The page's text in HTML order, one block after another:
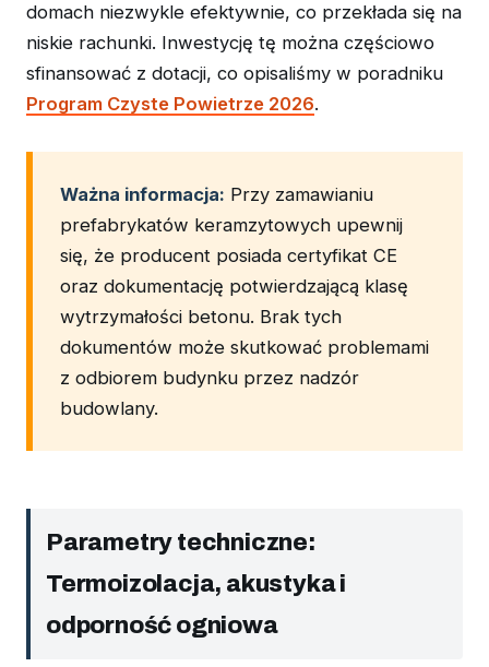
domach niezwykle efektywnie, co przekłada się na
niskie rachunki. Inwestycję tę można częściowo
sfinansować z dotacji, co opisaliśmy w poradniku
Program Czyste Powietrze 2026.
Ważna informacja: Przy zamawianiu
prefabrykatów keramzytowych upewnij
się, że producent posiada certyfikat CE
oraz dokumentację potwierdzającą klasę
wytrzymałości betonu. Brak tych
dokumentów może skutkować problemami
z odbiorem budynku przez nadzór
budowlany.
Parametry techniczne:
Termoizolacja, akustyka i
odporność ogniowa